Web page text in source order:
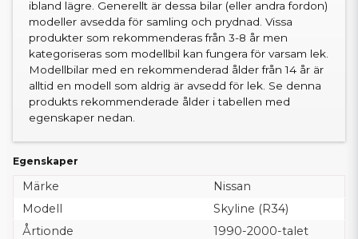
ibland lägre. Generellt är dessa bilar (eller andra fordon)
modeller avsedda för samling och prydnad. Vissa
produkter som rekommenderas från 3-8 år men
kategoriseras som modellbil kan fungera för varsam lek.
Modellbilar med en rekommenderad ålder från 14 år är
alltid en modell som aldrig är avsedd för lek. Se denna
produkts rekommenderade ålder i tabellen med
egenskaper nedan.
Egenskaper
Märke
Nissan
Modell
Skyline (R34)
Årtionde
1990-2000-talet